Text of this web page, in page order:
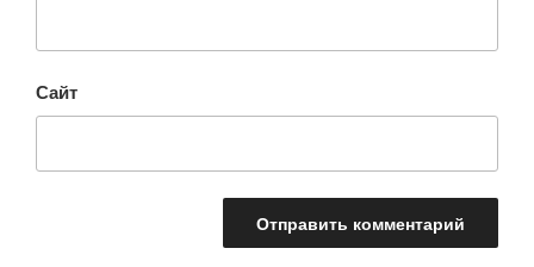
Сайт